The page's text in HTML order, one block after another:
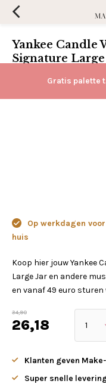
Gratis palette
Yankee Candle
Signature Large
Op werkdagen
huis
Koop hier jouw Yankee
Large Jar en andere
en vanaf 49 euro
34,90
26,18
Klanten geven
Super snelle